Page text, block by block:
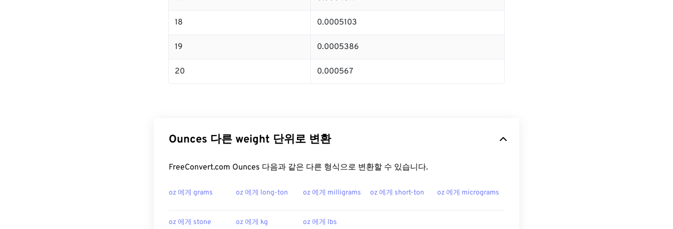
18 0.0005103
19 0.0005386
20 0.000567
Ounces 다른 weight 단위로 변환
FreeConvert.com Ounces 다음과 같은 다른 형식으로 변환할 수 있습니다.
oz 에게 grams oz 에게 long-ton oz 에게 milligrams oz 에게 short-ton oz 에게 micrograms
oz 에게 stone oz 에게 kg oz 에게 lbs